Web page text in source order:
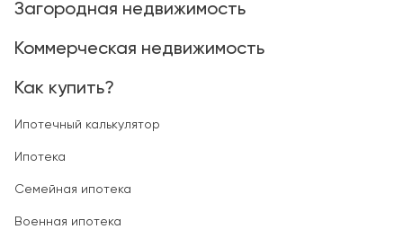
Загородная недвижимость
Коммерческая недвижимость
Как купить?
Ипотечный калькулятор
Ипотека
Семейная ипотека
Военная ипотека